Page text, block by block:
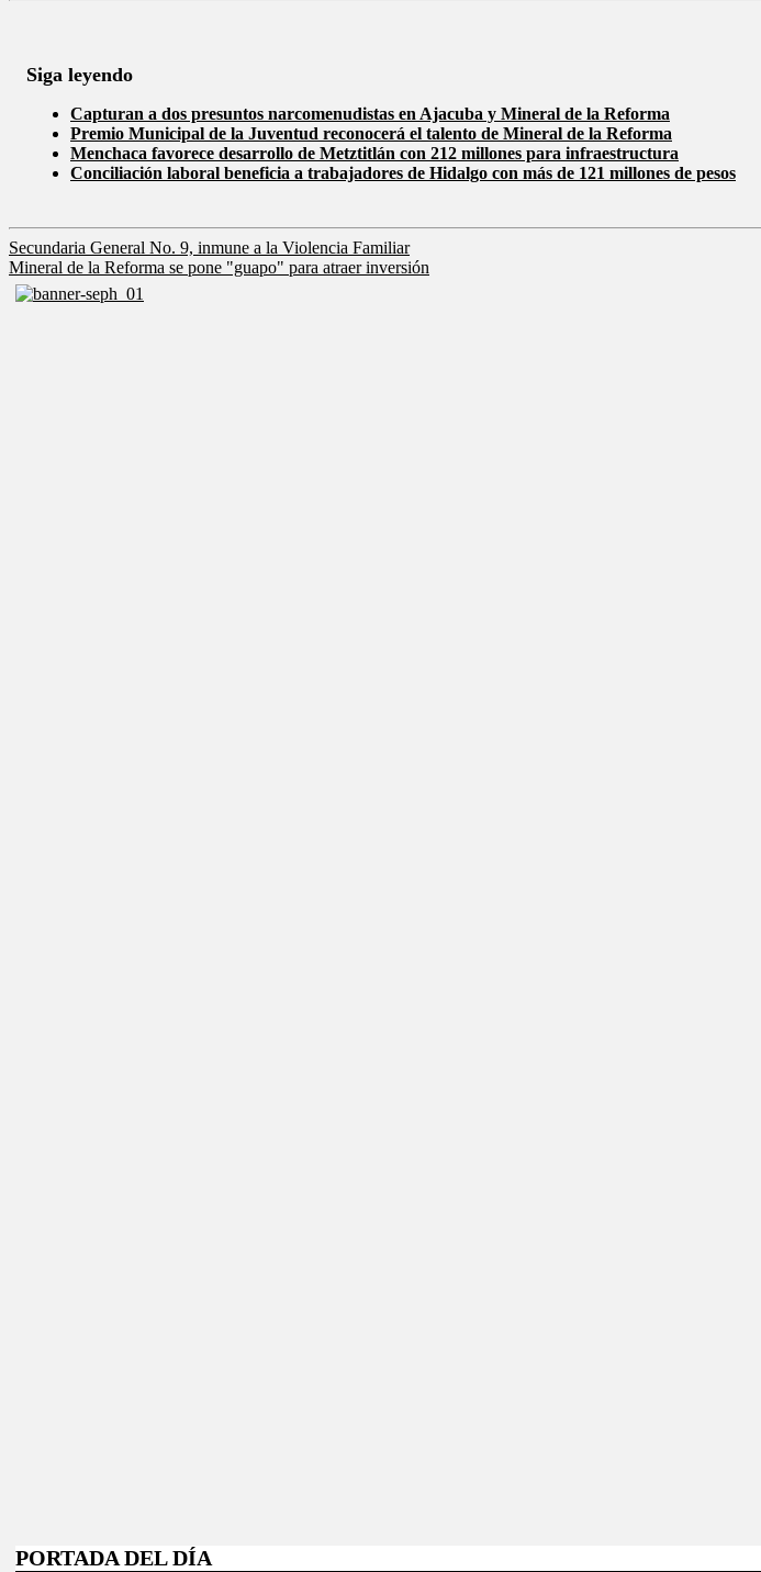
Siga leyendo
Capturan a dos presuntos narcomenudistas en Ajacuba y Mineral de la Reforma
Premio Municipal de la Juventud reconocerá el talento de Mineral de la Reforma
Menchaca favorece desarrollo de Metztitlán con 212 millones para infraestructura
Conciliación laboral beneficia a trabajadores de Hidalgo con más de 121 millones de pesos
Navegación
de
entradas
Secundaria General No. 9, inmune a la Violencia Familiar
Mineral de la Reforma se pone "guapo" para atraer inversión
PORTADA DEL DÍA